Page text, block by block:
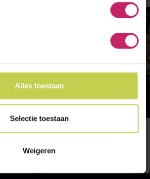
Alles toestaan
Selectie toestaan
Weigeren